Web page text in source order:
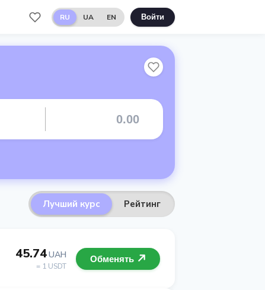
RU UA EN Войти
Лучший курс Рейтинг
45.74UAH
= 1 USDT
Обменять